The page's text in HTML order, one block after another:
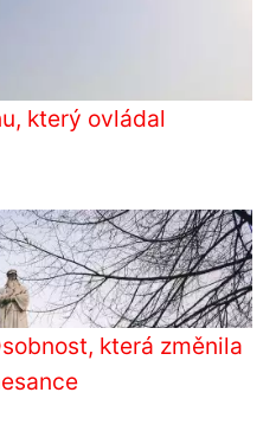
který ovládal
která změnila